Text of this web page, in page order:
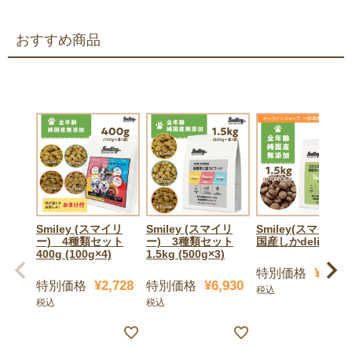
おすすめ商品
Smiley (スマイリ
ー) 4種類セット
400g (100g×4)
特別価格 ¥2,728
税込
Smiley (スマイリ
ー) 3種類セット
1.5kg (500g×3)
特別価格 ¥6,930
税込
Smiley(スマイリ
国産しかdeli1.5kg
特別価格 ¥
税込